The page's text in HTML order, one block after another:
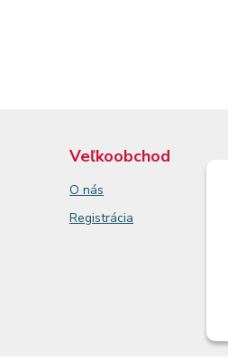
Veľkoobchod
O nás
Registrácia